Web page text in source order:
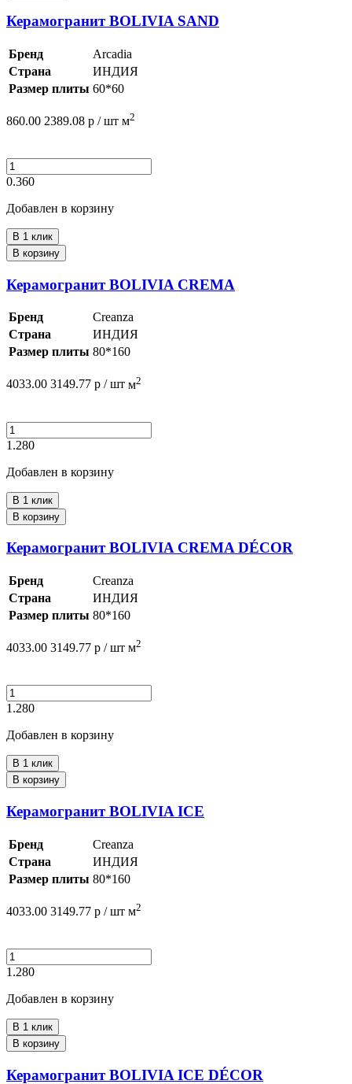
Керамогранит BOLIVIA SAND
Бренд
Arcadia
Страна
ИНДИЯ
Размер плиты 60*60
860.00 2389.08 р / шт м2
0.360
Добавлен в корзину
В 1 клик
В корзину
Керамогранит BOLIVIA CREMA
Бренд
Creanza
Страна
ИНДИЯ
Размер плиты 80*160
4033.00 3149.77 р / шт м2
1.280
Добавлен в корзину
В 1 клик
В корзину
Керамогранит BOLIVIA CREMA DÉCOR
Бренд
Creanza
Страна
ИНДИЯ
Размер плиты 80*160
4033.00 3149.77 р / шт м2
1.280
Добавлен в корзину
В 1 клик
В корзину
Керамогранит BOLIVIA ICE
Бренд
Creanza
Страна
ИНДИЯ
Размер плиты 80*160
4033.00 3149.77 р / шт м2
1.280
Добавлен в корзину
В 1 клик
В корзину
Керамогранит BOLIVIA ICE DÉCOR